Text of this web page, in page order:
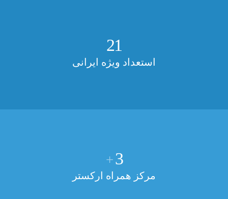
21
استعداد ویژه ایرانی
3
+
مرکز همراه ارکستر